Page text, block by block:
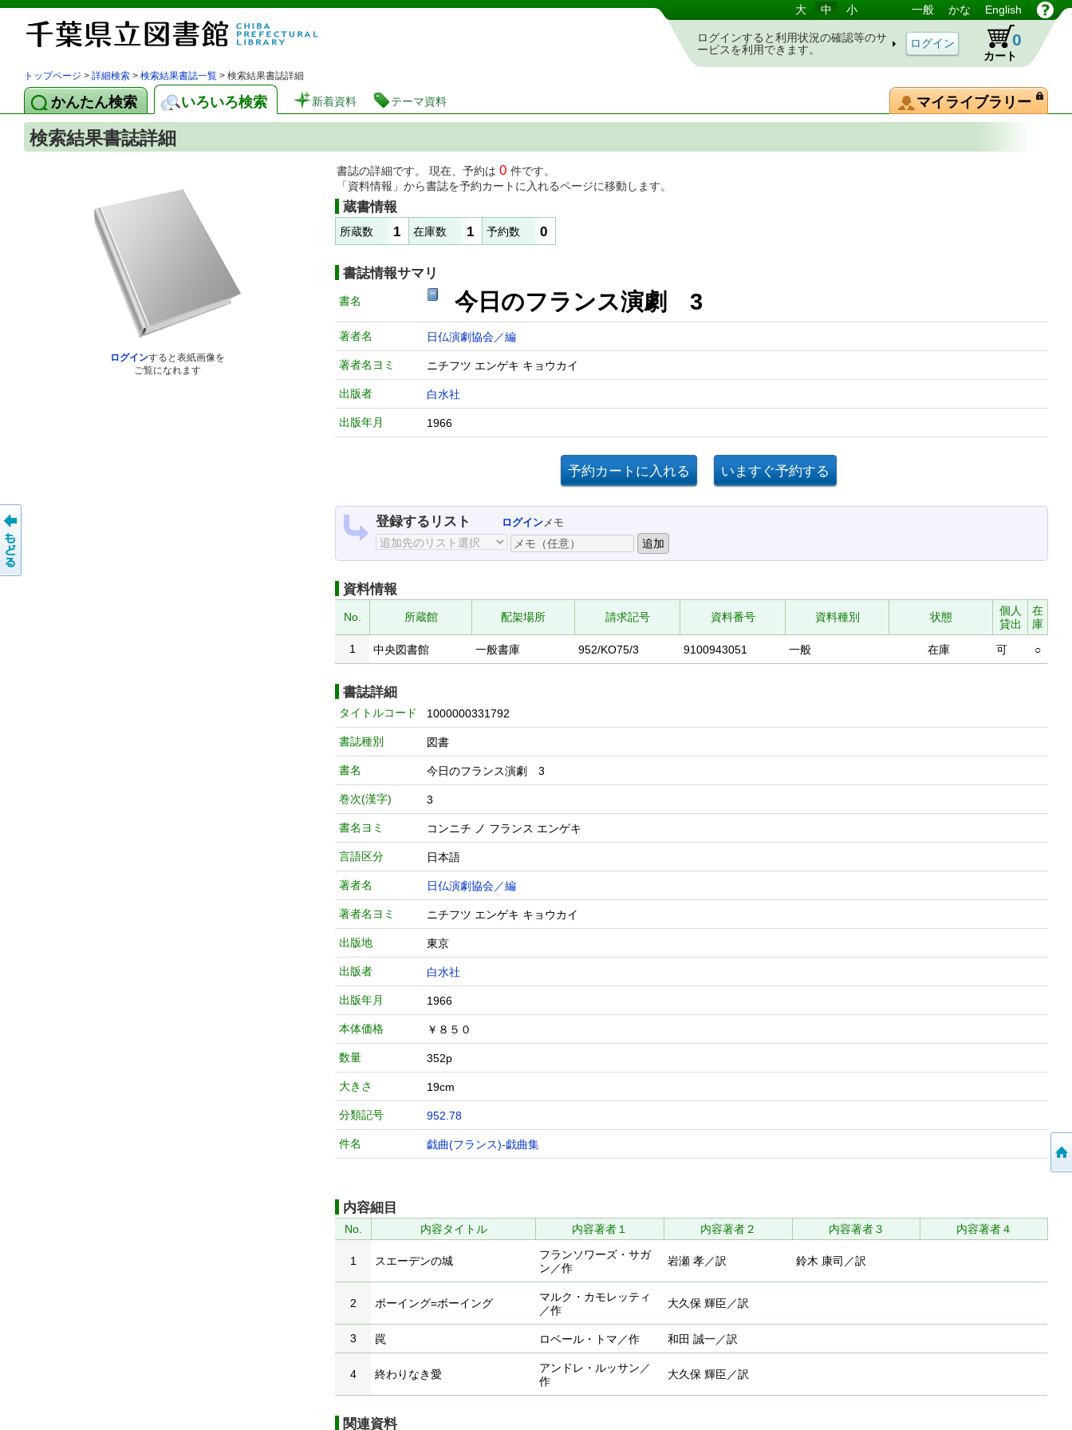
図書館 蔵書検索・予約システム 大 中 小 一般 かな English
ログインすると利用状況の確認等のサ
ービスを利用できます。
カート
0
トップページ > 詳細検索 > 検索結果書誌一覧 > 検索結果書誌詳細
かんたん検索 いろいろ検索 新着資料 テーマ資料 マイライブラリー
検索結果書誌詳細
ログインすると表紙画像を
ご覧になれます
書誌の詳細です。 現在、予約は 0 件です。
「資料情報」から書誌を予約カートに入れるページに移動します。
蔵書情報
所蔵数 1 在庫数 1 予約数 0
書誌情報サマリ
書名 今日のフランス演劇 3
著者名 日仏演劇協会／編
著者名ヨミ ニチフツ エンゲキ キョウカイ
出版者 白水社
出版年月 1966
登録するリスト ログインメモ
資料情報
No. 所蔵館 配架場所 請求記号 資料番号 資料種別 状態
個人
貸出
在
庫
1
中央図書館 一般書庫 952/KO75/3 9100943051 一般 在庫 可 ○
書誌詳細
タイトルコード 1000000331792
書誌種別 図書
書名 今日のフランス演劇 3
巻次(漢字) 3
書名ヨミ コンニチ ノ フランス エンゲキ
言語区分 日本語
著者名 日仏演劇協会／編
著者名ヨミ ニチフツ エンゲキ キョウカイ
出版地 東京
出版者 白水社
出版年月 1966
本体価格 ￥８５０
数量 352p
大きさ 19cm
分類記号 952.78
件名 戯曲(フランス)-戯曲集
内容細目
No. 内容タイトル 内容著者１ 内容著者２ 内容著者３ 内容著者４
1 スエーデンの城
フランソワーズ・サガ
ン／作
岩瀬 孝／訳 鈴木 康司／訳
2 ボーイング=ボーイング
マルク・カモレッティ
／作
大久保 輝臣／訳
3 罠 ロベール・トマ／作 和田 誠一／訳
4 終わりなき愛
アンドレ・ルッサン／
作
大久保 輝臣／訳
関連資料